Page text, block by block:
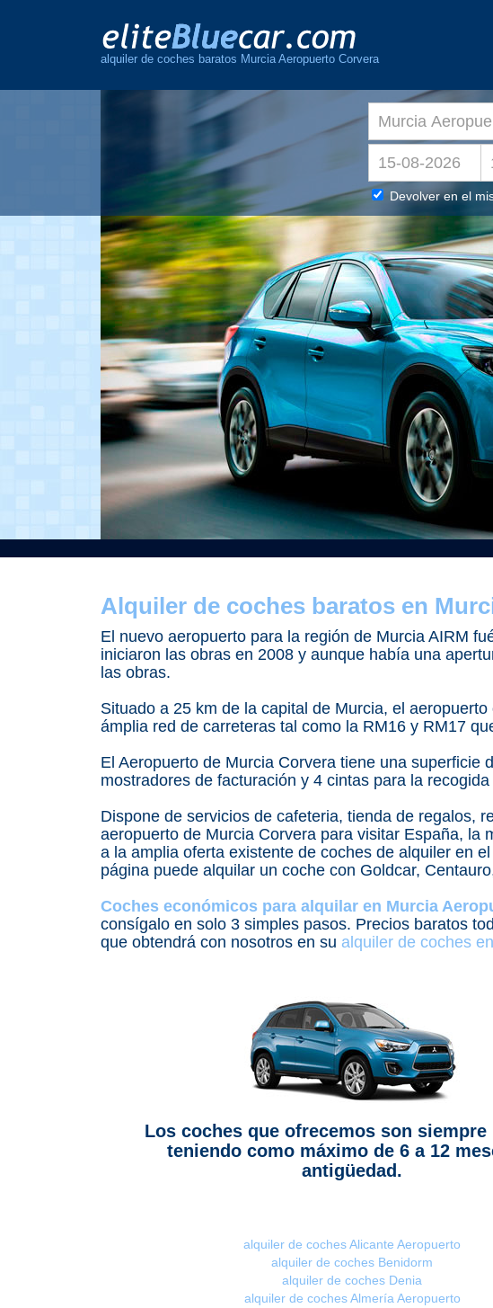
alquiler de coches baratos Murcia Aeropuerto Corvera
Alquiler de coches baratos en
El nuevo aeropuerto para la región de Murcia AIRM
iniciaron las obras en 2008 y aunque había una
las obras.
Situado a 25 km de la capital de Murcia, el
ámplia red de carreteras tal como la RM16 y RM17
El Aeropuerto de Murcia Corvera tiene una
mostradores de facturación y 4 cintas para la
Dispone de servicios de cafeteria, tienda de regalos,
aeropuerto de Murcia Corvera para visitar España, la
a la amplia oferta existente de coches de alquiler en
página puede alquilar un coche con Goldcar,
Coches económicos para alquilar en Murcia
consígalo en solo 3 simples pasos. Precios baratos
que obtendrá con nosotros en su alquiler de coches
Los coches que ofrecemos son siempre
teniendo como máximo de 6 a 12
antigüedad.
alquiler de coches Alicante Aeropuerto
alquiler de coches Benidorm
alquiler de coches Denia
alquiler de coches Almería Aeropuerto
Devolver en el